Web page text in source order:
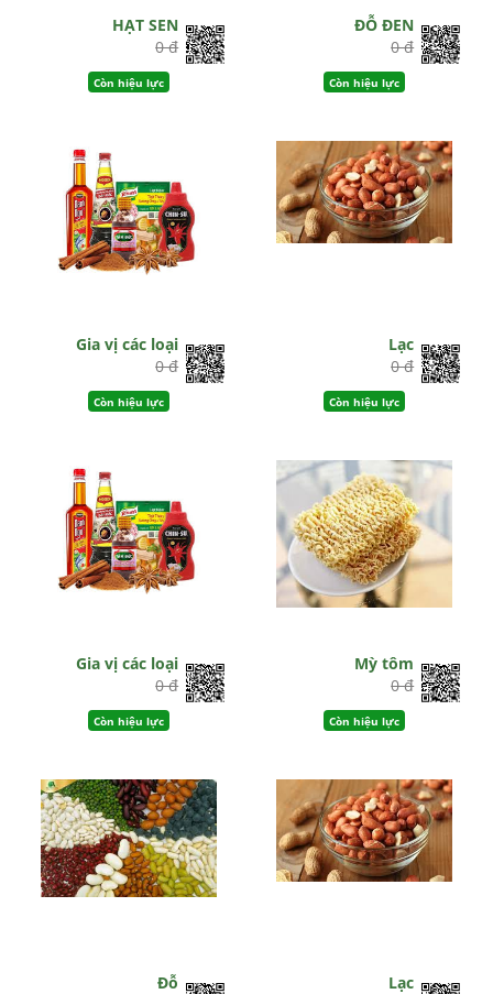
HẠT SEN
0 đ
Còn hiệu lực
ĐỖ ĐEN
0 đ
Còn hiệu lực
Gia vị các loại
0 đ
Còn hiệu lực
Lạc
0 đ
Còn hiệu lực
Gia vị các loại
0 đ
Còn hiệu lực
Mỳ tôm
0 đ
Còn hiệu lực
Đỗ Lạc